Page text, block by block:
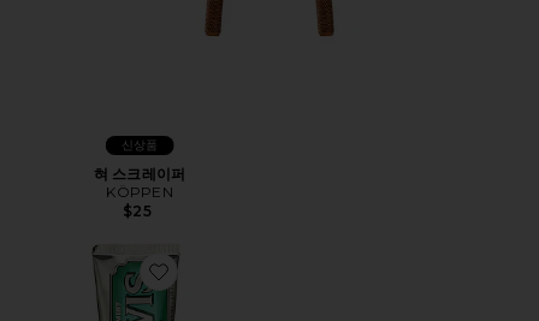
신상품
혀 스크레이퍼
KÖPPEN
$25
Favorite CLASSIC STRONG 치약